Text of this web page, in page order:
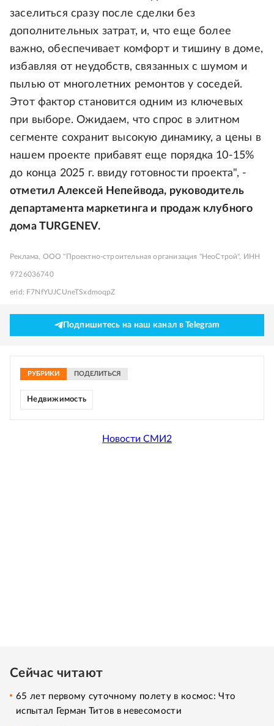
заселиться сразу после сделки без
дополнительных затрат, и, что еще более
важно, обеспечивает комфорт и тишину в доме,
избавляя от неудобств, связанных с шумом и
пылью от многолетних ремонтов у соседей.
Этот фактор становится одним из ключевых
при выборе. Ожидаем, что спрос в элитном
сегменте сохранит высокую динамику, а цены в
нашем проекте прибавят еще порядка 10-15%
до конца 2025 г. ввиду готовности проекта", -
отметил Алексей Непейвода, руководитель
департамента маркетинга и продаж клубного
дома TURGENEV.
Реклама, ООО "Проектно-строительная организация "НеоСтрой", ИНН
9726036740
erid: F7NfYUJCUneTSxdmoqpZ
Подпишитесь на наш канал в Telegram
РУБРИКИ ПОДЕЛИТЬСЯ
Недвижимость
Новости СМИ2
Сейчас читают
65 лет первому суточному полету в космос: Что
испытал Герман Титов в невесомости